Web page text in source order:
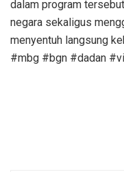
dalam program
negara sekaligus
menyentuh langsung
#mbg #bgn #dadan